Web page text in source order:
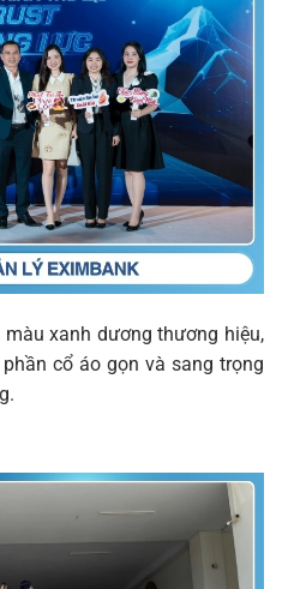
xanh dương thương hiệu,
cổ áo gọn và sang trọng